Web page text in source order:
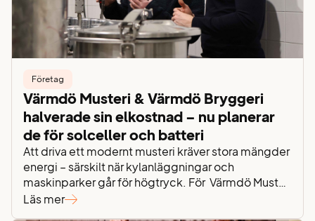
Företag
Värmdö Musteri & Värmdö Bryggeri
halverade sin elkostnad – nu planerar
de för solceller och batteri
Att driva ett modernt musteri kräver stora mängder
energi – särskilt när kylanläggningar och
maskinparker går för högtryck. För Värmdö Musteri
och Värmdö Bryggeri blev lösningen proaktiv
Läs mer